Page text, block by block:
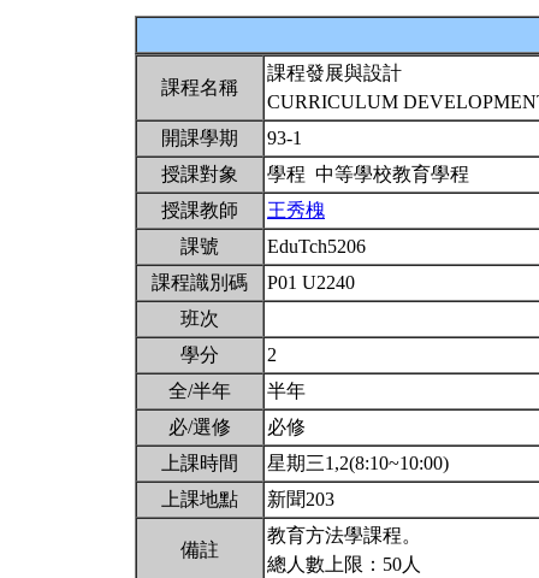
課程名稱
課程發展與設計
CURRICULUM
開課學期
93-1
授課對象
學程 中等學校教育學程
授課教師
王秀槐
課號
EduTch5206
課程識別碼
P01 U2240
班次
學分
2
全/半年
半年
必/選修
必修
上課時間
星期三1,2(8:10~10:00)
上課地點
新聞203
備註
教育方法學課程。
總人數上限：50人